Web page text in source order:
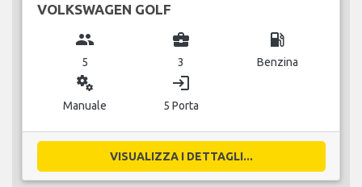
VOLKSWAGEN GOLF
group
5
business_center
3
local_gas_station
Benzina
miscellaneous_services
Manuale
login
5 Porta
VISUALIZZA I DETTAGLI...